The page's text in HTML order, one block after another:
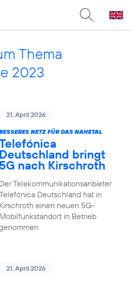
Thema
2023
21. April 2026
NETZ FÜR DAS NAHETAL
Deutschland bringt
5G nach Kirschroth
Der Telekommunikationsanbieter
Deutschland hat in
Kirschroth einen neuen 5G-
Mobilfunkstandort in Betrieb
21. April 2026